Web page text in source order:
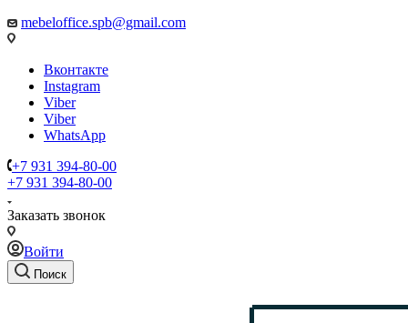
mebeloffice.spb@gmail.com
Вконтакте
Instagram
Viber
Viber
WhatsApp
+7 931 394-80-00
+7 931 394-80-00
Заказать звонок
Войти
Поиск